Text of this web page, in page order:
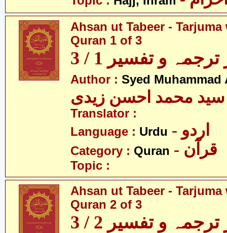
Ahsan ut Tabeer - Tarjuma
Quran 1 of 3
و تفسیر 1 / 3
Author : Syed Muhammad
سید محمد احسن زیدی
Translator :
Language : Urdu - اردو
Category : Quran - قرآن
Topic :
Ahsan ut Tabeer - Tarjuma
Quran 2 of 3
و تفسیر 2 / 3